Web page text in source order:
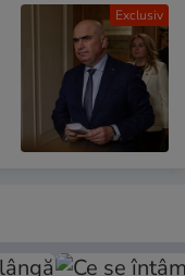
Exclusiv